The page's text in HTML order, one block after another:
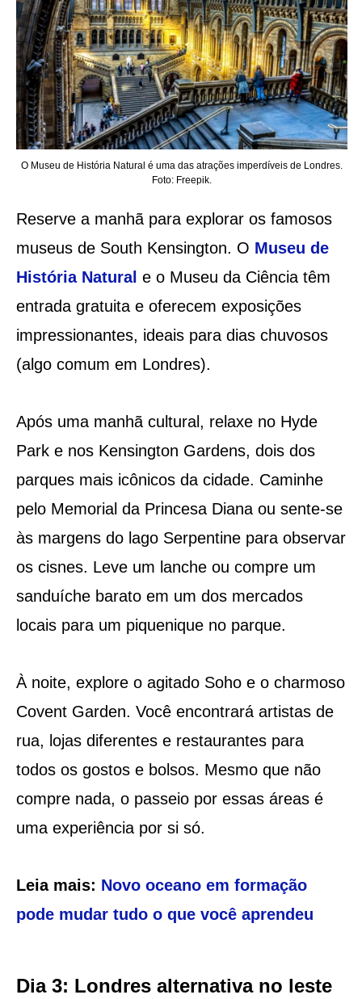
O Museu de História Natural é uma das atrações imperdíveis de Londres.
Foto: Freepik.
Reserve a manhã para explorar os famosos
museus de South Kensington. O Museu de
História Natural e o Museu da Ciência têm
entrada gratuita e oferecem exposições
impressionantes, ideais para dias chuvosos
(algo comum em Londres).
Após uma manhã cultural, relaxe no Hyde
Park e nos Kensington Gardens, dois dos
parques mais icônicos da cidade. Caminhe
pelo Memorial da Princesa Diana ou sente-se
às margens do lago Serpentine para observar
os cisnes. Leve um lanche ou compre um
sanduíche barato em um dos mercados
locais para um piquenique no parque.
À noite, explore o agitado Soho e o charmoso
Covent Garden. Você encontrará artistas de
rua, lojas diferentes e restaurantes para
todos os gostos e bolsos. Mesmo que não
compre nada, o passeio por essas áreas é
uma experiência por si só.
Leia mais: Novo oceano em formação
pode mudar tudo o que você aprendeu
Dia 3: Londres alternativa no leste